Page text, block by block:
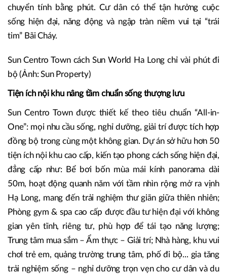
chuyển tính bằng phút. Cư dân có thể tận hưởng cuộc
sống hiện đại, năng động và ngập tràn niềm vui tại “trái
tim” Bãi Cháy.
Sun Centro Town cách Sun World Ha Long chỉ vài phút đi
bộ (Ảnh: Sun Property)
Tiện ích nội khu nâng tầm chuẩn sống thượng lưu
Sun Centro Town được thiết kế theo tiêu chuẩn “All-in-
One”: mọi nhu cầu sống, nghỉ dưỡng, giải trí được tích hợp
đồng bộ trong cùng một không gian. Dự án sở hữu hơn 50
tiện ích nội khu cao cấp, kiến tạo phong cách sống hiện đại,
đẳng cấp như: Bể bơi bốn mùa mái kính panorama dài
50m, hoạt động quanh năm với tầm nhìn rộng mở ra vịnh
Hạ Long, mang đến trải nghiệm thư giãn giữa thiên nhiên;
Phòng gym & spa cao cấp được đầu tư hiện đại với không
gian yên tĩnh, riêng tư, phù hợp để tái tạo năng lượng;
Trung tâm mua sắm – Ẩm thực – Giải trí; Nhà hàng, khu vui
chơi trẻ em, quảng trường trung tâm, phố đi bộ... gia tăng
trải nghiệm sống – nghỉ dưỡng trọn vẹn cho cư dân và du